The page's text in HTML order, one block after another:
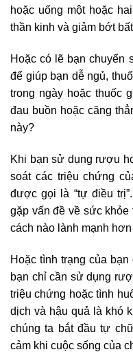
hoặc uống một hoặc
thần kinh và giảm bớt
Hoặc có lẽ bạn chuyển
để giúp bạn dễ ngủ,
trong ngày hoặc thuốc
đau buồn hoặc căng
này?
Khi bạn sử dụng rượu
soát các triệu chứng
được gọi là “tự điều
gặp vấn đề về sức khỏe
cách nào lành mạnh
Hoặc tình trạng của
bạn chỉ cần sử dụng
triệu chứng hoặc tình
dịch và hậu quả là khó
chúng ta bắt đầu tự
cảm khi cuộc sống của